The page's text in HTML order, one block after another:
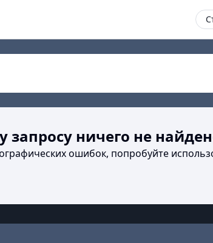
запросу ничего не
ошибок, попробуйте